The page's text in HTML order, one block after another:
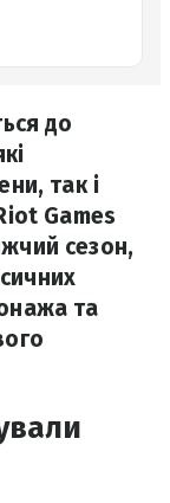
до
так і
Games
сезон,
та